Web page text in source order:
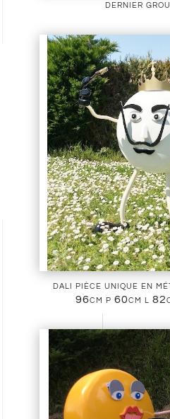
dernier
dali pièce unique en
96cm p 60cm l